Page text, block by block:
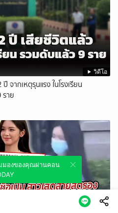
วิดีโอ
จากเหตุรุนแรง ในโรงเรียน
าย
นเทนต์นี้บน
มองของคุณผ่านคอน